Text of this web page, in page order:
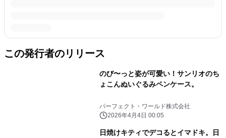
この発行者のリリース
のび〜っと姿が可愛い！サンリオのち
ょこんぬいぐるみペンケース。
パーフェクト・ワールド株式会社
2026年4月4日 00:05
日焼けキティでデコるとイマドキ。日